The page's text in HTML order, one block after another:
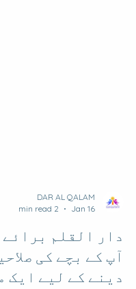
Jan 16
دار القلم
آپ کے بچے کی